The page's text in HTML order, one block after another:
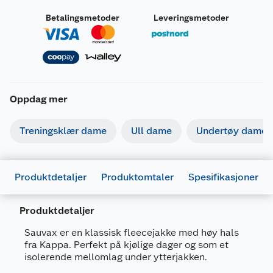
Betalingsmetoder Leveringsmetoder
Oppdag mer
Treningsklær dame Ull dame Undertøy dame
Produktdetaljer Produktomtaler Spesifikasjoner
Produktdetaljer
Sauvax er en klassisk fleecejakke med høy hals
fra Kappa. Perfekt på kjølige dager og som et
isolerende mellomlag under ytterjakken.
Artikkelnummer
8054043101417
Leverandørens artikkelnummer
341P7KW